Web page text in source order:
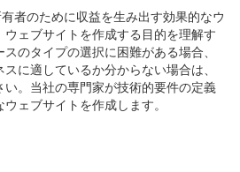
者のために収益を生み出す効果的なウ
ェブサイトを作成する目的を理解す
のタイプの選択に困難がある場合、
に適しているか分からない場合は、
。当社の専門家が技術的要件の定義
ェブサイトを作成します。